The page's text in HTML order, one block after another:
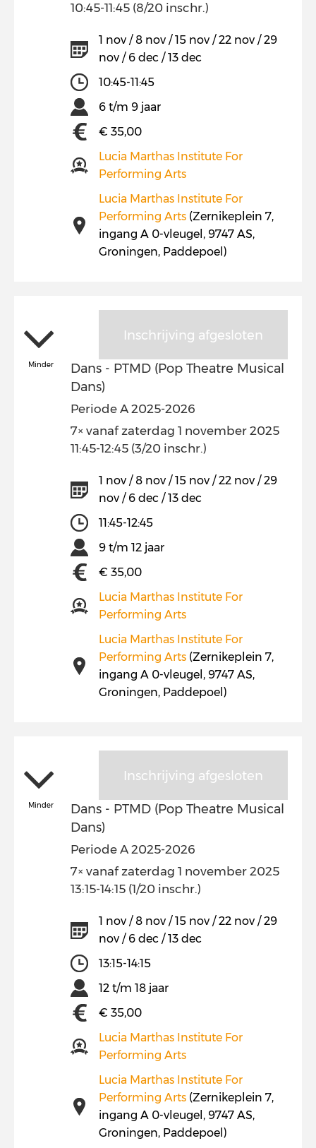
10:45-11:45 (8/20 inschr.)
1 nov / 8 nov / 15 nov / 22 nov / 29
nov / 6 dec / 13 dec
10:45-11:45
6 t/m 9 jaar
€ 35,00
Lucia Marthas Institute For
Performing Arts
Lucia Marthas Institute For
Performing Arts (Zernikeplein 7,
ingang A 0-vleugel, 9747 AS,
Groningen, Paddepoel)
Inschrijving afgesloten
Minder
Dans - PTMD (Pop Theatre Musical
Dans)
Periode A 2025-2026
7× vanaf zaterdag 1 november 2025
11:45-12:45 (3/20 inschr.)
1 nov / 8 nov / 15 nov / 22 nov / 29
nov / 6 dec / 13 dec
11:45-12:45
9 t/m 12 jaar
€ 35,00
Lucia Marthas Institute For
Performing Arts
Lucia Marthas Institute For
Performing Arts (Zernikeplein 7,
ingang A 0-vleugel, 9747 AS,
Groningen, Paddepoel)
Inschrijving afgesloten
Minder
Dans - PTMD (Pop Theatre Musical
Dans)
Periode A 2025-2026
7× vanaf zaterdag 1 november 2025
13:15-14:15 (1/20 inschr.)
1 nov / 8 nov / 15 nov / 22 nov / 29
nov / 6 dec / 13 dec
13:15-14:15
12 t/m 18 jaar
€ 35,00
Lucia Marthas Institute For
Performing Arts
Lucia Marthas Institute For
Performing Arts (Zernikeplein 7,
ingang A 0-vleugel, 9747 AS,
Groningen, Paddepoel)